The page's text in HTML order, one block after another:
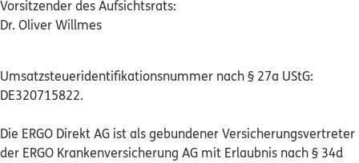
Schaden- oder Leistungsfall melden
Kontakt
Vorsitzender des Aufsichtsrats:
Dr. Oliver Willmes
Umsatzsteueridentifikationsnummer nach § 27a UStG:
DE320715822.
Die ERGO Direkt AG ist als gebundener Versicherungsvertreter
der ERGO Krankenversicherung AG mit Erlaubnis nach § 34d